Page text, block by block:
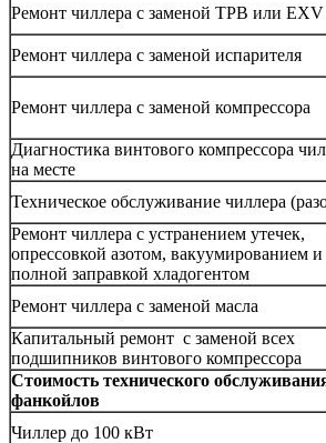
Ремонт чиллера с заменой ТРВ или EXV
Ремонт чиллера с заменой испарителя
Ремонт чиллера с заменой компрессора
Диагностика винтового компрессора
на месте
Техническое обслуживание чиллера
Ремонт чиллера с устранением утечек,
опрессовкой азотом, вакуумированием и
полной заправкой хладогентом
Ремонт чиллера с заменой масла
Капитальный ремонт с заменой всех
подшипников винтового компрессора
Стоимость технического
фанкойлов
Чиллер до 100 кВт